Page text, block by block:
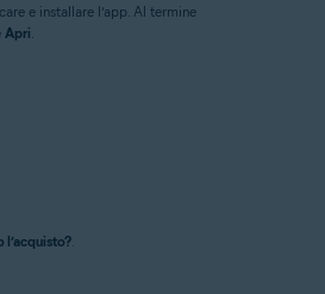
e installare l’app. Al termine
Apri.
l’acquisto?